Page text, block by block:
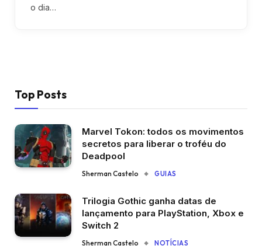
o dia…
Top Posts
Marvel Tokon: todos os movimentos
secretos para liberar o troféu do
Deadpool
Sherman Castelo GUIAS
Trilogia Gothic ganha datas de
lançamento para PlayStation, Xbox e
Switch 2
Sherman Castelo NOTÍCIAS